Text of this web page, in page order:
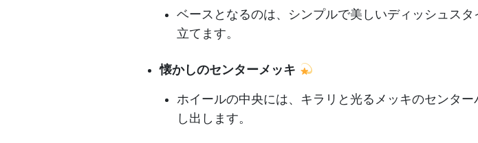
ベースとなるのは、シンプルで美しいディッシュス
立てます。
懐かしのセンターメッキ
ホイールの中央には、キラリと光るメッキのセンタ
し出します。